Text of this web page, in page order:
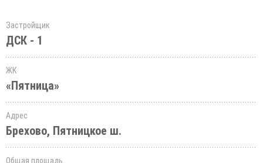
Застройщик
ДСК - 1
ЖК
«Пятница»
Адрес
Брехово, Пятницкое ш.
Общая площадь